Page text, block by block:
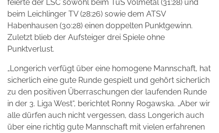
feierte der LSC sowohl beim TuS Volmetal (31:28) und
beim Leichlinger TV (28:26) sowie dem ATSV
Habenhausen (30:28) einen doppelten Punktgewinn.
Zuletzt blieb der Aufsteiger drei Spiele ohne
Punktverlust.
„Longerich verfügt über eine homogene Mannschaft, hat
sicherlich eine gute Runde gespielt und gehört sicherlich
zu den positiven Überraschungen der laufenden Runde
in der 3. Liga West“, berichtet Ronny Rogawska. „Aber wir
alle dürfen auch nicht vergessen, dass Longerich auch
über eine richtig gute Mannschaft mit vielen erfahrenen